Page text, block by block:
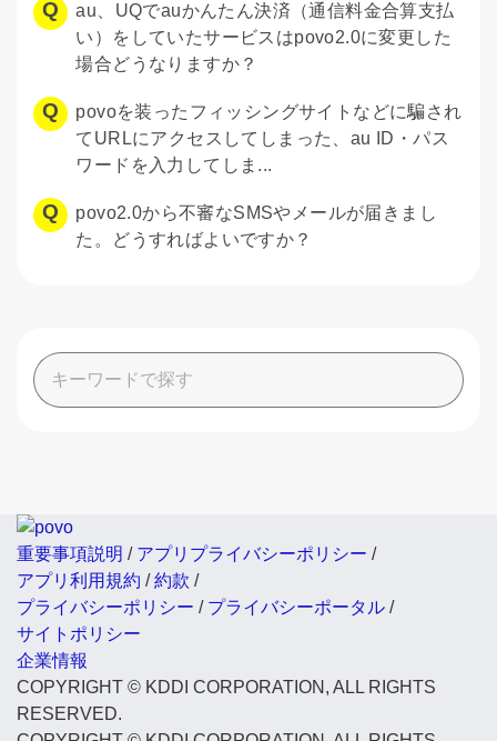
au、UQでauかんたん決済（通信料金合算支払
い）をしていたサービスはpovo2.0に変更した
場合どうなりますか？
povoを装ったフィッシングサイトなどに騙され
てURLにアクセスしてしまった、au ID・パス
ワードを入力してしま...
povo2.0から不審なSMSやメールが届きまし
た。どうすればよいですか？
重要事項説明 / アプリプライバシーポリシー /
アプリ利用規約 /約款 /
プライバシーポリシー / プライバシーポータル /
サイトポリシー
企業情報
COPYRIGHT © KDDI CORPORATION, ALL RIGHTS
RESERVED.